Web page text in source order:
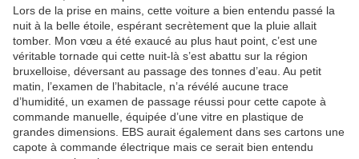
Lors de la prise en mains, cette voiture a bien entendu passé la
nuit à la belle étoile, espérant secrètement que la pluie allait
tomber. Mon vœu a été exaucé au plus haut point, c’est une
véritable tornade qui cette nuit-là s’est abattu sur la région
bruxelloise, déversant au passage des tonnes d’eau. Au petit
matin, l’examen de l’habitacle, n’a révélé aucune trace
d’humidité, un examen de passage réussi pour cette capote à
commande manuelle, équipée d’une vitre en plastique de
grandes dimensions. EBS aurait également dans ses cartons une
capote à commande électrique mais ce serait bien entendu